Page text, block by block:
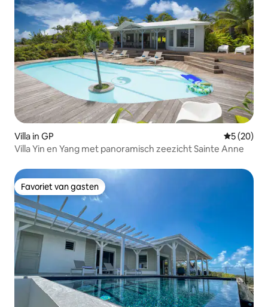
Villa in GP
5 (20)
Villa Yin en Yang met panoramisch zeezicht Sainte Anne
Favoriet van gasten
Favoriet van gasten